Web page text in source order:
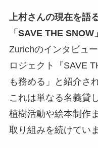
上村さんの現在を語
「SAVE THE SNOW
Zurichのインタビュ
ロジェクト『SAVE
も務める」と紹介さ
これは単なる名義貸
植樹活動や絵本制作
取り組みを続けていま